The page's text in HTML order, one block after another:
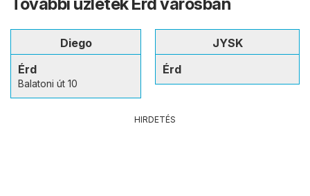
További üzletek Érd városban
Diego
Érd
Balatoni út 10
JYSK
Érd
HIRDETÉS